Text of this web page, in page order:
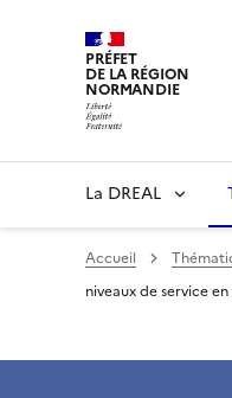
PRÉFET
DE LA RÉGION
NORMANDIE
La DREAL
Accueil
niveaux de service